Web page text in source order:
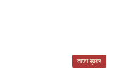
ताजा ख़बर